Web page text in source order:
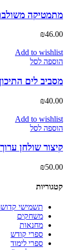
מתמטיקה
₪46.00
Add to wishlist
הוספה לסל
מסביב לים
₪40.00
Add to wishlist
הוספה לסל
קיצור שולחן
₪50.00
קטגוריות
תשמישי
משחקים
מחנאות
ספרי קודש
ספרי לימוד